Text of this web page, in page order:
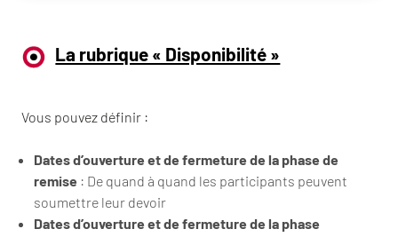
La rubrique « Disponibilité »
Vous pouvez définir :
Dates d’ouverture et de fermeture de la phase de
remise : De quand à quand les participants peuvent
soumettre leur devoir
Dates d’ouverture et de fermeture de la phase